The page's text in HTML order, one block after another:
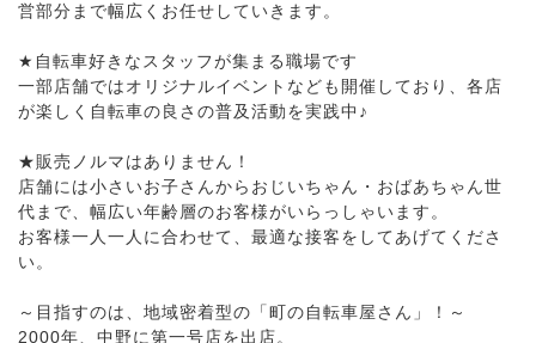
営部分まで幅広くお任せしていきます。
★自転車好きなスタッフが集まる職場です
一部店舗ではオリジナルイベントなども開催しており、各店
が楽しく自転車の良さの普及活動を実践中♪
★販売ノルマはありません！
店舗には小さいお子さんからおじいちゃん・おばあちゃん世
代まで、幅広い年齢層のお客様がいらっしゃいます。
お客様一人一人に合わせて、最適な接客をしてあげてくださ
い。
～目指すのは、地域密着型の「町の自転車屋さん」！～
2000年、中野に第一号店を出店。